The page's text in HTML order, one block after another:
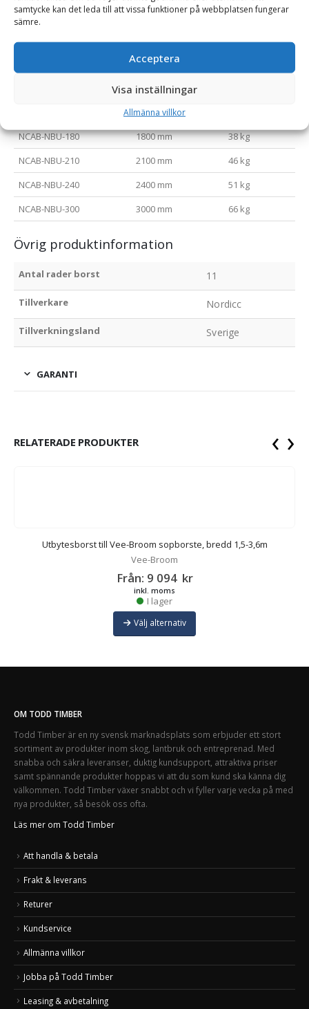
samtycke kan det leda till att vissa funktioner på webbplatsen fungerar
sämre.
Acceptera
Visa inställningar
Allmänna villkor
Bredd (mm)
1200 mm
1500 mm
NCAB-NBU-180
1800 mm
38 kg
NCAB-NBU-210
2100 mm
46 kg
NCAB-NBU-240
2400 mm
51 kg
NCAB-NBU-300
3000 mm 66 kg
Övrig produktinformation
Antal rader borst 11
Tillverkare Nordicc
Tillverkningsland Sverige
GARANTI
RELATERADE PRODUKTER
Utbytesborst till Vee-Broom sopborste, bredd 1,5-3,6m
Vee-Broom
Från: 9 094 kr
inkl. moms
I lager
Välj alternativ
‹ ›
OM TODD TIMBER
Todd Timber är en ny svensk marknadsplats som erbjuder ett stort
sortiment av produkter inom skog, lantbruk och entreprenad. Med
snabba och säkra leveranser, duktig kundsupport, attraktiva priser
samt spännande produkter hoppas vi att du som kund ska känna dig
välkommen. Todd Timber växer snabbt och vi fyller varje vecka på med
nya produkter, så besök oss ofta.
Läs mer om Todd Timber
Att handla & betala
Frakt & leverans
Returer
Kundservice
Allmänna villkor
Jobba på Todd Timber
Leasing & avbetalning